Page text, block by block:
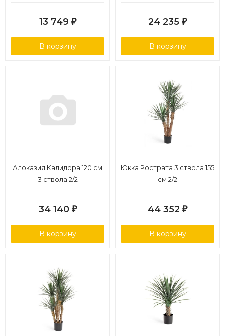
13 749 ₽
В корзину
24 235 ₽
В корзину
Алоказия Калидора 120 см
3 ствола 2/2
34 140 ₽
В корзину
Юкка Рострата 3 ствола 155
см 2/2
44 352 ₽
В корзину